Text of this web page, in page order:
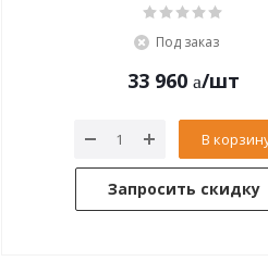
Под заказ
33 960 /шт
В
Запросить скидку